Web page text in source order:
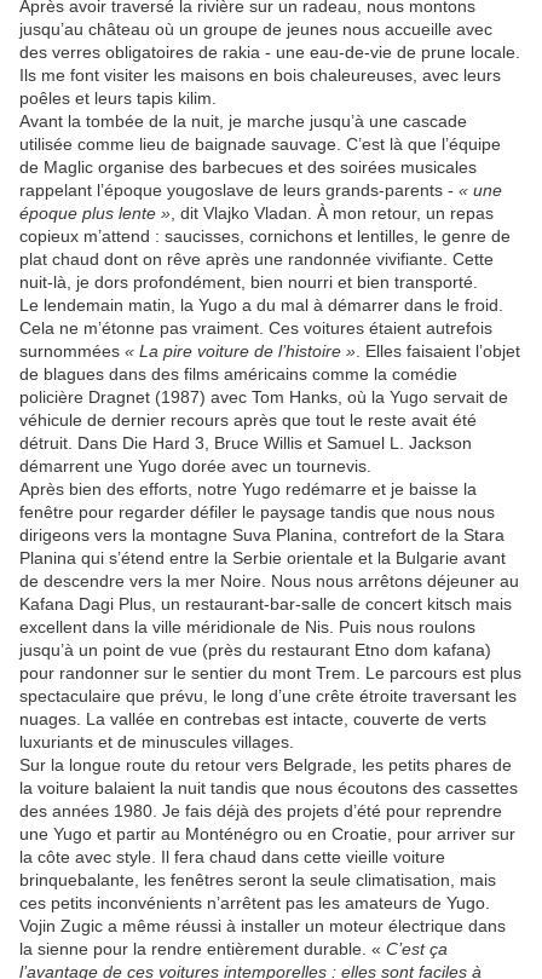
Après avoir traversé la rivière sur un radeau, nous montons
jusqu’au château où un groupe de jeunes nous accueille avec
des verres obligatoires de rakia - une eau-de-vie de prune locale.
Ils me font visiter les maisons en bois chaleureuses, avec leurs
poêles et leurs tapis kilim.
Avant la tombée de la nuit, je marche jusqu’à une cascade
utilisée comme lieu de baignade sauvage. C’est là que l’équipe
de Maglic organise des barbecues et des soirées musicales
rappelant l’époque yougoslave de leurs grands-parents - « une
époque plus lente » , dit Vlajko Vladan. À mon retour, un repas
copieux m’attend : saucisses, cornichons et lentilles, le genre de
plat chaud dont on rêve après une randonnée vivifiante. Cette
nuit-là, je dors profondément, bien nourri et bien transporté.
Le lendemain matin, la Yugo a du mal à démarrer dans le froid.
Cela ne m’étonne pas vraiment. Ces voitures étaient autrefois
surnommées « La pire voiture de l’histoire » . Elles faisaient l’objet
de blagues dans des films américains comme la comédie
policière Dragnet (1987) avec Tom Hanks, où la Yugo servait de
véhicule de dernier recours après que tout le reste avait été
détruit. Dans Die Hard 3, Bruce Willis et Samuel L. Jackson
démarrent une Yugo dorée avec un tournevis.
Après bien des efforts, notre Yugo redémarre et je baisse la
fenêtre pour regarder défiler le paysage tandis que nous nous
dirigeons vers la montagne Suva Planina, contrefort de la Stara
Planina qui s’étend entre la Serbie orientale et la Bulgarie avant
de descendre vers la mer Noire. Nous nous arrêtons déjeuner au
Kafana Dagi Plus, un restaurant-bar-salle de concert kitsch mais
excellent dans la ville méridionale de Nis. Puis nous roulons
jusqu’à un point de vue (près du restaurant Etno dom kafana)
pour randonner sur le sentier du mont Trem. Le parcours est plus
spectaculaire que prévu, le long d’une crête étroite traversant les
nuages. La vallée en contrebas est intacte, couverte de verts
luxuriants et de minuscules villages.
Sur la longue route du retour vers Belgrade, les petits phares de
la voiture balaient la nuit tandis que nous écoutons des cassettes
des années 1980. Je fais déjà des projets d’été pour reprendre
une Yugo et partir au Monténégro ou en Croatie, pour arriver sur
la côte avec style. Il fera chaud dans cette vieille voiture
brinquebalante, les fenêtres seront la seule climatisation, mais
ces petits inconvénients n’arrêtent pas les amateurs de Yugo.
Vojin Zugic a même réussi à installer un moteur électrique dans
la sienne pour la rendre entièrement durable. « C’est ça
l’avantage de ces voitures intemporelles : elles sont faciles à